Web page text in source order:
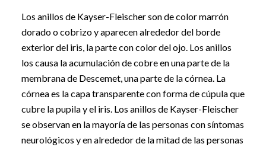
Los anillos de Kayser-Fleischer son de color marrón
dorado o cobrizo y aparecen alrededor del borde
exterior del iris, la parte con color del ojo. Los anillos
los causa la acumulación de cobre en una parte de la
membrana de Descemet, una parte de la córnea. La
córnea es la capa transparente con forma de cúpula que
cubre la pupila y el iris. Los anillos de Kayser-Fleischer
se observan en la mayoría de las personas con síntomas
neurológicos y en alrededor de la mitad de las personas